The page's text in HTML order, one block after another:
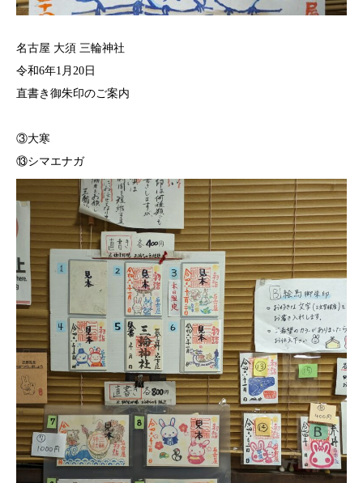
名古屋 大須 三輪神社
令和6年1月20日
直書き御朱印のご案内⁡
③大寒
⁡⑬シマエナガ